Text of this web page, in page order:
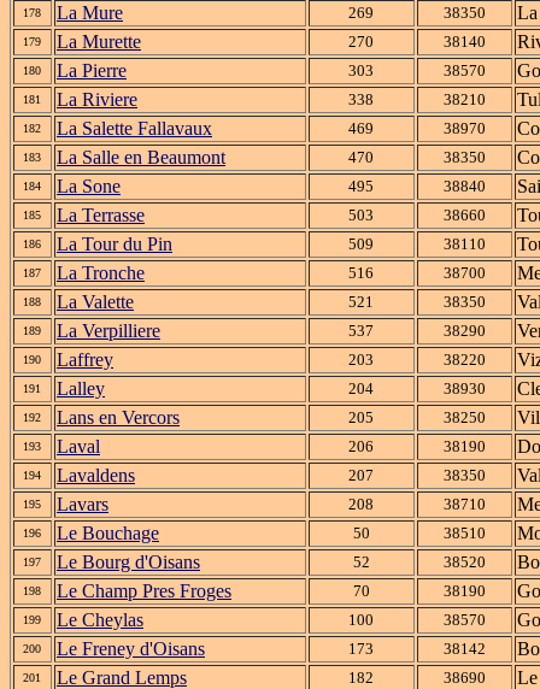
178 La Mure 269 38350
179 La Murette 270 38140
180 La Pierre 303 38570
181 La Riviere 338 38210
182 La Salette Fallavaux 469 38970
183 La Salle en Beaumont 470 38350
184 La Sone 495 38840
185 La Terrasse 503 38660
186 La Tour du Pin 509 38110
187 La Tronche 516 38700
188 La Valette 521 38350
189 La Verpilliere 537 38290
190 Laffrey 203 38220
191 Lalley 204 38930
192 Lans en Vercors 205 38250
193 Laval 206 38190
194 Lavaldens 207 38350
195 Lavars 208 38710
196 Le Bouchage 50 38510
197 Le Bourg d'Oisans 52 38520
198 Le Champ Pres Froges 70 38190
199 Le Cheylas 100 38570
200 Le Freney d'Oisans 173 38142
201 Le Grand Lemps 182 38690 Le